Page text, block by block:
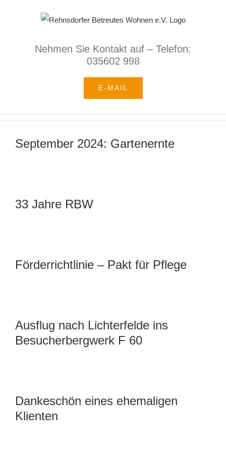
Nehmen Sie Kontakt auf – Telefon:
035602 998
E-MAIL
September 2024: Gartenernte
33 Jahre RBW
Förderrichtlinie – Pakt für Pflege
Ausflug nach Lichterfelde ins
Besucherbergwerk F 60
Dankeschön eines ehemaligen
Klienten